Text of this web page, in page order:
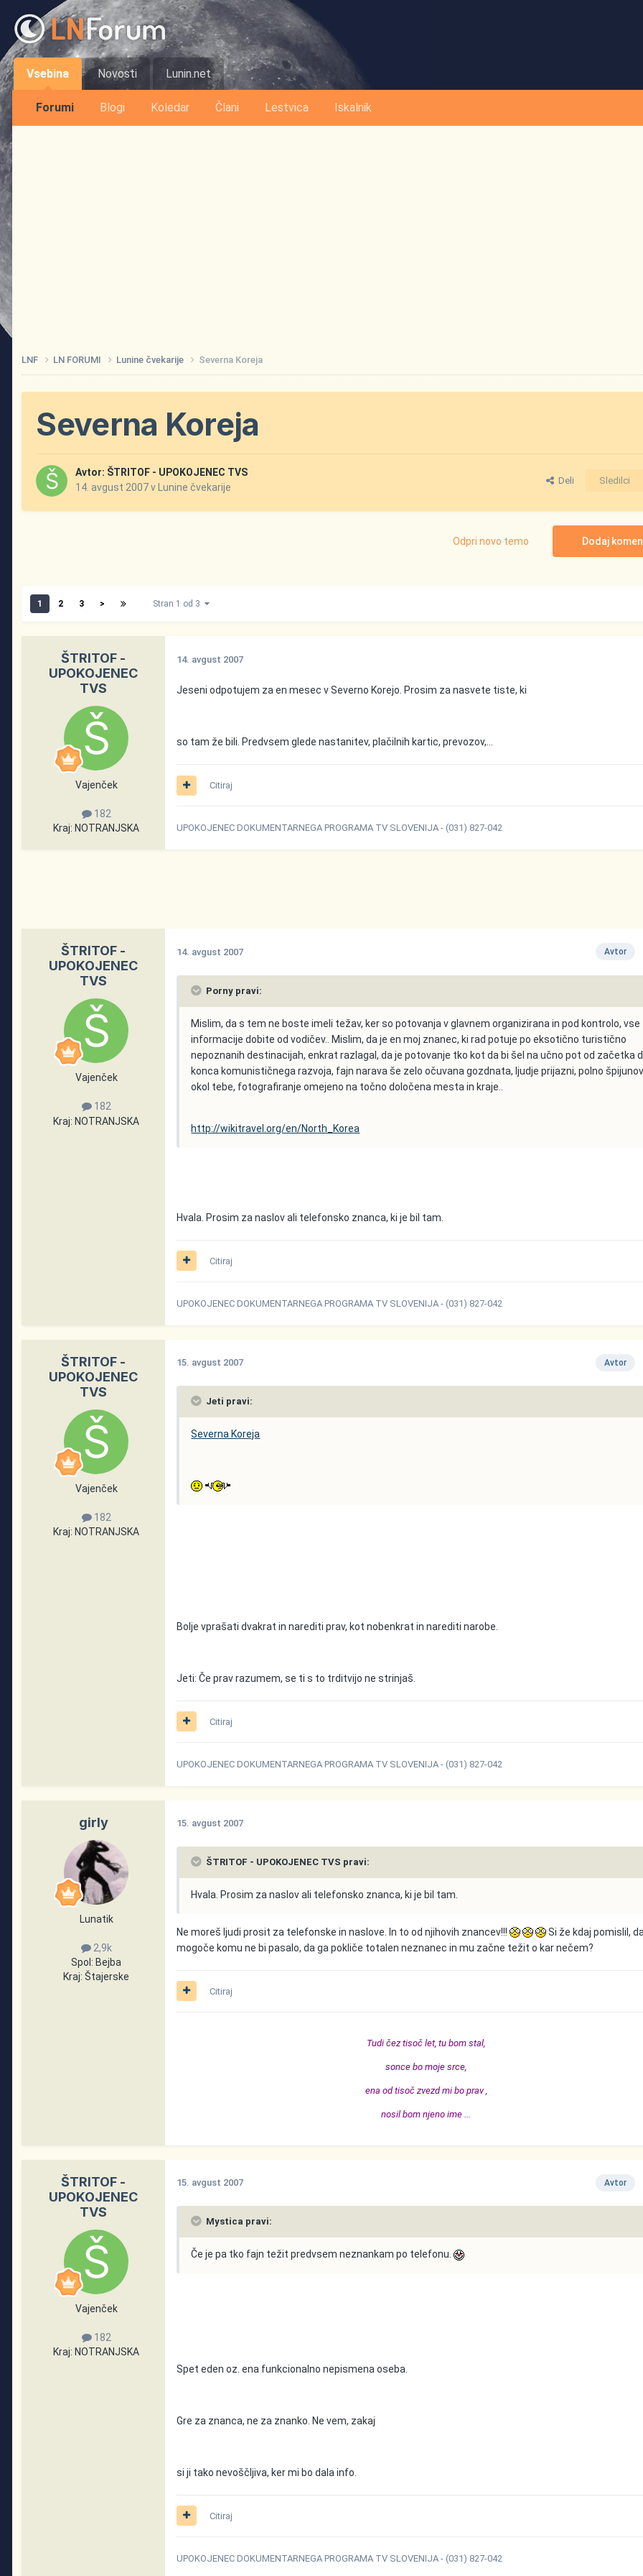
Vsebina
Forumi Blogi Koledar Člani Lestvica Iskalnik
Novosti Lunin.net
LNF LN FORUMI Lunine čvekarije Severna Koreja
Severna Koreja
Avtor: ŠTRITOF - UPOKOJENEC TVS
14. avgust 2007v Lunine čvekarije
Deli Sledilci
Dodaj
Odpri novo temo
1 2 3 > Stran 1 od 3
ŠTRITOF -
UPOKOJENEC
TVS
Vajenček
182
Kraj: NOTRANJSKA
14. avgust 2007
Jeseni odpotujem za en mesec v Severno Korejo. Prosim za nasvete tiste, ki
so tam že bili. Predvsem glede nastanitev, plačilnih kartic, prevozov,...
Citiraj
UPOKOJENEC DOKUMENTARNEGA PROGRAMA TV SLOVENIJA - (031) 827-042
ŠTRITOF -
UPOKOJENEC
TVS
Vajenček
182
Kraj: NOTRANJSKA
Avtor
14. avgust 2007
Porny pravi:
Mislim, da s tem ne boste imeli težav, ker so potovanja v glavnem organizirana in pod kontrolo, vse
informacije dobite od vodičev.. Mislim, da je en moj znanec, ki rad potuje po eksotično turistično
nepoznanih destinacijah, enkrat razlagal, da je potovanje tko kot da bi šel na učno pot od začetka
konca komunističnega razvoja, fajn narava še zelo očuvana gozdnata, ljudje prijazni, polno
okol tebe, fotografiranje omejeno na točno določena mesta in kraje..
http://wikitravel.org/en/North_Korea
Hvala. Prosim za naslov ali telefonsko znanca, ki je bil tam.
Citiraj
UPOKOJENEC DOKUMENTARNEGA PROGRAMA TV SLOVENIJA - (031) 827-042
ŠTRITOF -
UPOKOJENEC
TVS
Vajenček
182
Kraj: NOTRANJSKA
Avtor
15. avgust 2007
Jeti pravi:
Severna Koreja
Bolje vprašati dvakrat in narediti prav, kot nobenkrat in narediti narobe.
Jeti: Če prav razumem, se ti s to trditvijo ne strinjaš.
Citiraj
UPOKOJENEC DOKUMENTARNEGA PROGRAMA TV SLOVENIJA - (031) 827-042
girly
Lunatik
2,9k
Spol: Bejba
Kraj: Štajerske
15. avgust 2007
ŠTRITOF - UPOKOJENEC TVS pravi:
Hvala. Prosim za naslov ali telefonsko znanca, ki je bil tam.
Ne moreš ljudi prosit za telefonske in naslove. In to od njihovih znancev!!!
Si že kdaj pomislil,
mogoče komu ne bi pasalo, da ga pokliče totalen neznanec in mu začne težit o kar nečem?
Citiraj
Tudi čez tisoč let, tu bom stal,
sonce bo moje srce,
ena od tisoč zvezd mi bo prav ,
nosil bom njeno ime ...
ŠTRITOF -
UPOKOJENEC
TVS
Vajenček
182
Kraj: NOTRANJSKA
Avtor
15. avgust 2007
Mystica pravi:
Če je pa tko fajn težit predvsem neznankam po telefonu.
Spet eden oz. ena funkcionalno nepismena oseba.
Gre za znanca, ne za znanko. Ne vem, zakaj
si ji tako nevoščljiva, ker mi bo dala info.
Citiraj
UPOKOJENEC DOKUMENTARNEGA PROGRAMA TV SLOVENIJA - (031) 827-042